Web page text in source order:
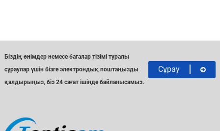
Біздің өнімдер немесе бағалар тізімі туралы
сұраулар үшін бізге электрондық поштаңызды
қалдырыңыз, біз 24 сағат ішінде байланысамыз.
Сұрау